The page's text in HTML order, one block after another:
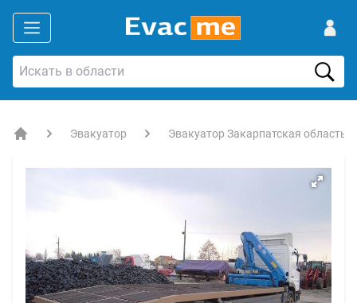
Эвакуатор Эвакуатор Закарпатская область